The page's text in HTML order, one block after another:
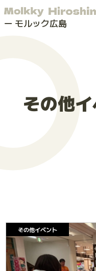
モル
体験会・
大
モルック広島
その他
その他イベント